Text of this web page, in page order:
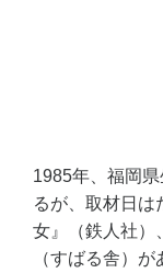
1985年、福岡
るが、取材日は
女』（鉄人社）
（すばる舎）が